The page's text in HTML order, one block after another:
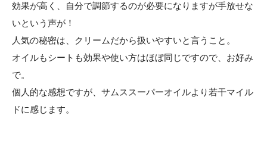
効果が高く、自分で調節するのが必要になりますが手放せな
いという声が！
人気の秘密は、クリームだから扱いやすいと言うこと。
オイルもシートも効果や使い方はほぼ同じですので、お好み
で。
個人的な感想ですが、サムススーパーオイルより若干マイル
ドに感じます。